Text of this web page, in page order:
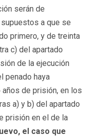
serán de
a que se
primero, y de treinta
c) del apartado
de la ejecución
penado haya
de prisión, en los
a) y b) del apartado
prisión en el de la
el caso que